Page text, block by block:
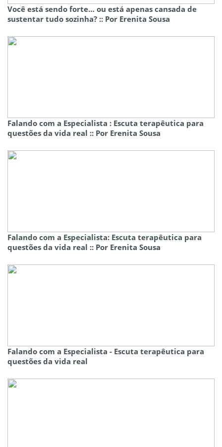
Você está sendo forte… ou está apenas cansada de
sustentar tudo sozinha? :: Por Erenita Sousa
Falando com a Especialista : Escuta terapêutica para
questões da vida real :: Por Erenita Sousa
Falando com a Especialista: Escuta terapêutica para
questões da vida real :: Por Erenita Sousa
Falando com a Especialista - Escuta terapêutica para
questões da vida real